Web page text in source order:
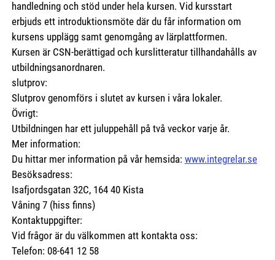
handledning och stöd under hela kursen. Vid kursstart
erbjuds ett introduktionsmöte där du får information om
kursens upplägg samt genomgång av lärplattformen.
Kursen är CSN-berättigad och kurslitteratur tillhandahålls av
utbildningsanordnaren.
slutprov:
Slutprov genomförs i slutet av kursen i våra lokaler.
Övrigt:
Utbildningen har ett juluppehåll på två veckor varje år.
Mer information:
Du hittar mer information på vår hemsida: www.integrelar.se
Besöksadress:
Isafjordsgatan 32C, 164 40 Kista
Våning 7 (hiss finns)
Kontaktuppgifter:
Vid frågor är du välkommen att kontakta oss:
Telefon: 08-641 12 58